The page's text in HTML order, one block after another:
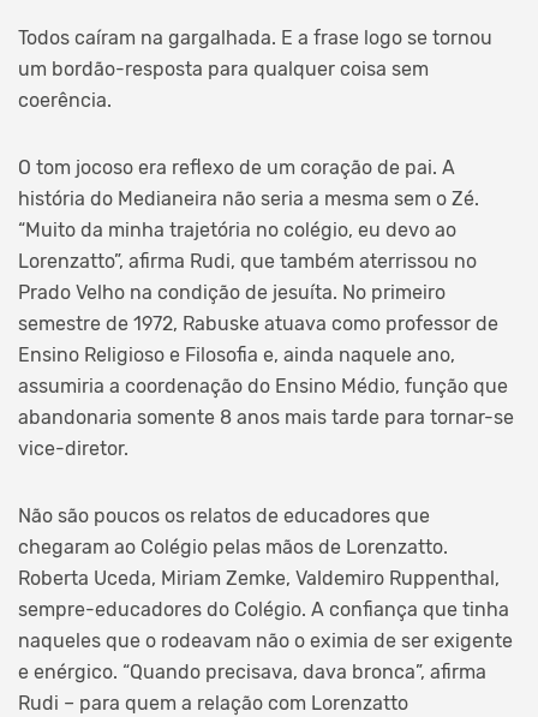
Todos caíram na gargalhada. E a frase logo se tornou
um bordão-resposta para qualquer coisa sem
coerência.
O tom jocoso era reflexo de um coração de pai. A
história do Medianeira não seria a mesma sem o Zé.
“Muito da minha trajetória no colégio, eu devo ao
Lorenzatto”, afirma Rudi, que também aterrissou no
Prado Velho na condição de jesuíta. No primeiro
semestre de 1972, Rabuske atuava como professor de
Ensino Religioso e Filosofia e, ainda naquele ano,
assumiria a coordenação do Ensino Médio, função que
abandonaria somente 8 anos mais tarde para tornar-se
vice-diretor.
Não são poucos os relatos de educadores que
chegaram ao Colégio pelas mãos de Lorenzatto.
Roberta Uceda, Miriam Zemke, Valdemiro Ruppenthal,
sempre-educadores do Colégio. A confiança que tinha
naqueles que o rodeavam não o eximia de ser exigente
e enérgico. “Quando precisava, dava bronca”, afirma
Rudi – para quem a relação com Lorenzatto